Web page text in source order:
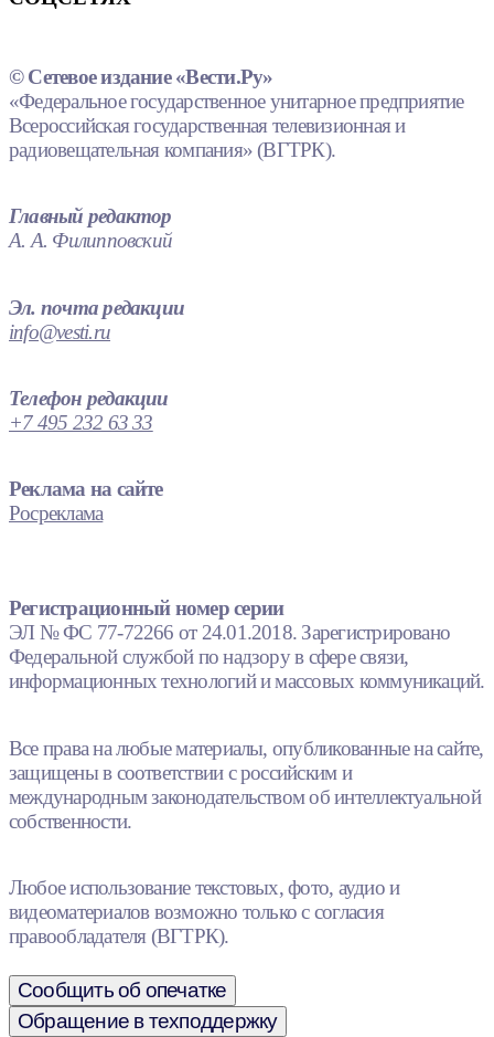
© Сетевое издание «Вести.Ру»
«Федеральное государственное унитарное предприятие
Всероссийская государственная телевизионная и
радиовещательная компания» (ВГТРК).
Главный редактор
А. А. Филипповский
Эл. почта редакции
info@vesti.ru
Телефон редакции
+7 495 232 63 33
Реклама на сайте
Росреклама
Регистрационный номер серии
ЭЛ № ФС 77-72266 от 24.01.2018. Зарегистрировано
Федеральной службой по надзору в сфере связи,
информационных технологий и массовых коммуникаций.
Все права на любые материалы, опубликованные на сайте,
защищены в соответствии с российским и
международным законодательством об интеллектуальной
собственности.
Любое использование текстовых, фото, аудио и
видеоматериалов возможно только с согласия
правообладателя (ВГТРК).
Сообщить об опечатке
Обращение в техподдержку